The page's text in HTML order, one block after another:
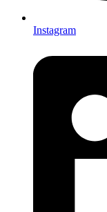
Instagram